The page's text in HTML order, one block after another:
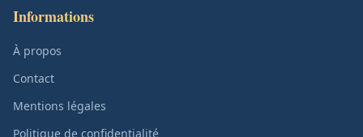
Informations
À propos
Contact
Mentions légales
Politique de confidentialité